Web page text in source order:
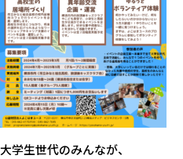
大学生世代のみんなが、